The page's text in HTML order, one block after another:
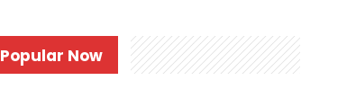
Popular Now